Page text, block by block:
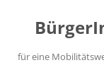
springen
für eine